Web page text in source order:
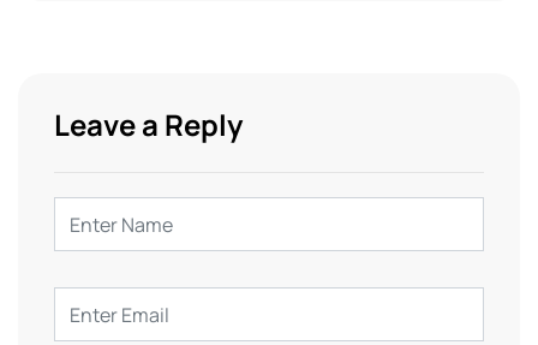
Leave a Reply